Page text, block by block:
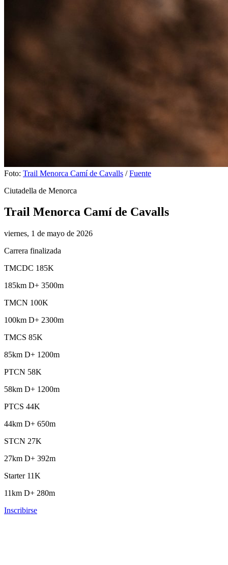
Foto: Trail Menorca Camí de Cavalls /Fuente
Ciutadella de Menorca
Trail Menorca Camí de Cavalls
viernes, 1 de mayo de 2026
Carrera finalizada
TMCDC 185K
185km D+ 3500m
TMCN 100K
100km D+ 2300m
TMCS 85K
85km D+ 1200m
PTCN 58K
58km D+ 1200m
PTCS 44K
44km D+ 650m
STCN 27K
27km D+ 392m
Starter 11K
11km D+ 280m
Inscribirse